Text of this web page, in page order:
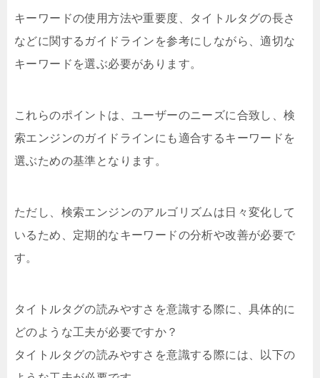
キーワードの使用方法や重要度、タイトルタグの長さ
などに関するガイドラインを参考にしながら、適切な
キーワードを選ぶ必要があります。
これらのポイントは、ユーザーのニーズに合致し、検
索エンジンのガイドラインにも適合するキーワードを
選ぶための基準となります。
ただし、検索エンジンのアルゴリズムは日々変化して
いるため、定期的なキーワードの分析や改善が必要で
す。
タイトルタグの読みやすさを意識する際に、具体的に
どのような工夫が必要ですか？
タイトルタグの読みやすさを意識する際には、以下の